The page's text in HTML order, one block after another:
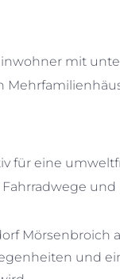
mit
für eine
und